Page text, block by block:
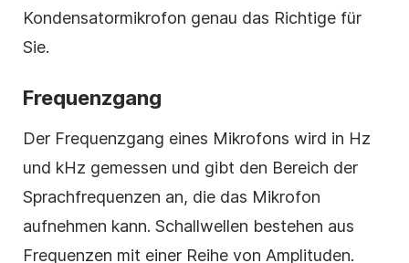
Kondensatormikrofon genau das Richtige für
Sie.
Frequenzgang
Der Frequenzgang eines Mikrofons wird in Hz
und kHz gemessen und gibt den Bereich der
Sprachfrequenzen an, die das Mikrofon
aufnehmen kann. Schallwellen bestehen aus
Frequenzen mit einer Reihe von Amplituden.